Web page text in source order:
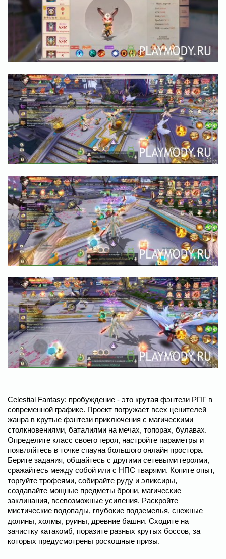
Celestial Fantasy: пробуждение - это крутая фэнтези РПГ в
современной графике. Проект погружает всех ценителей
жанра в крутые фэнтези приключения с магическими
столкновениями, баталиями на мечах, топорах, булавах.
Определите класс своего героя, настройте параметры и
появляйтесь в точке спауна большого онлайн простора.
Берите задания, общайтесь с другими сетевыми героями,
сражайтесь между собой или с НПС тварями. Копите опыт,
торгуйте трофеями, собирайте руду и эликсиры,
создавайте мощные предметы брони, магические
заклинания, всевозможные усиления. Раскройте
мистические водопады, глубокие подземелья, снежные
долины, холмы, руины, древние башни. Сходите на
зачистку катакомб, поразите разных крутых боссов, за
которых предусмотрены роскошные призы.